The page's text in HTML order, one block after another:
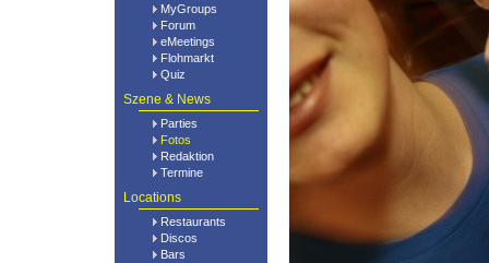
MyGroups
Forum
eMeetings
Flohmarkt
Quiz
Szene & News
Parties
Fotos
Redaktion
Termine
Locations
Restaurants
Discos
Bars